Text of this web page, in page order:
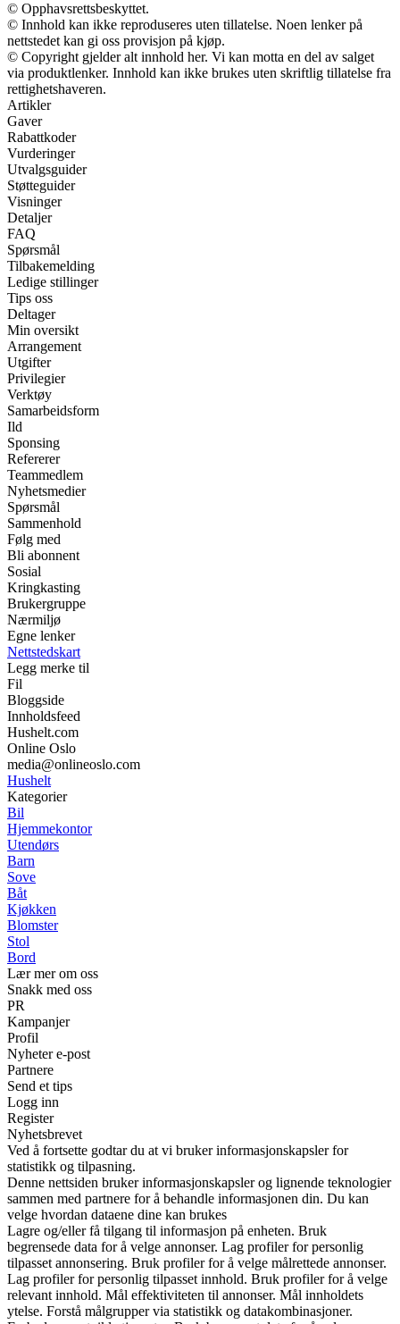
© Opphavsrettsbeskyttet.
© Innhold kan ikke reproduseres uten tillatelse. Noen lenker på
nettstedet kan gi oss provisjon på kjøp.
© Copyright gjelder alt innhold her. Vi kan motta en del av salget
via produktlenker. Innhold kan ikke brukes uten skriftlig tillatelse fra
rettighetshaveren.
Artikler
Gaver
Rabattkoder
Vurderinger
Utvalgsguider
Støtteguider
Visninger
Detaljer
FAQ
Spørsmål
Tilbakemelding
Ledige stillinger
Tips oss
Deltager
Min oversikt
Arrangement
Utgifter
Privilegier
Verktøy
Samarbeidsform
Ild
Sponsing
Refererer
Teammedlem
Nyhetsmedier
Spørsmål
Sammenhold
Følg med
Bli abonnent
Sosial
Kringkasting
Brukergruppe
Nærmiljø
Egne lenker
Nettstedskart
Legg merke til
Fil
Bloggside
Innholdsfeed
Hushelt.com
Online Oslo
media@onlineoslo.com
Hushelt
Kategorier
Bil
Hjemmekontor
Utendørs
Barn
Sove
Båt
Kjøkken
Blomster
Stol
Bord
Lær mer om oss
Snakk med oss
PR
Kampanjer
Profil
Nyheter e-post
Partnere
Send et tips
Logg inn
Register
Nyhetsbrevet
Ved å fortsette godtar du at vi bruker informasjonskapsler for
statistikk og tilpasning.
Denne nettsiden bruker informasjonskapsler og lignende teknologier
sammen med partnere for å behandle informasjonen din. Du kan
velge hvordan dataene dine kan brukes
Lagre og/eller få tilgang til informasjon på enheten. Bruk
begrensede data for å velge annonser. Lag profiler for personlig
tilpasset annonsering. Bruk profiler for å velge målrettede annonser.
Lag profiler for personlig tilpasset innhold. Bruk profiler for å velge
relevant innhold. Mål effektiviteten til annonser. Mål innholdets
ytelse. Forstå målgrupper via statistikk og datakombinasjoner.